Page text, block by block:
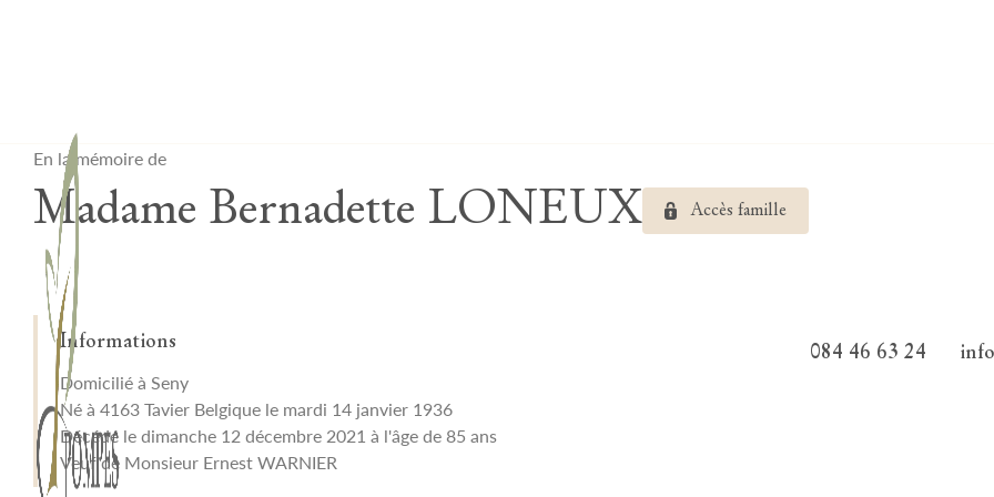
084 46 63 24
En la mémoire de
Madame Bernadette LONEUX Accès famille
Informations
Domicilié à Seny
Né à 4163 Tavier Belgique le mardi 14 janvier 1936
Décédé le dimanche 12 décembre 2021 à l'âge de 85 ans
Veuf de Monsieur Ernest WARNIER